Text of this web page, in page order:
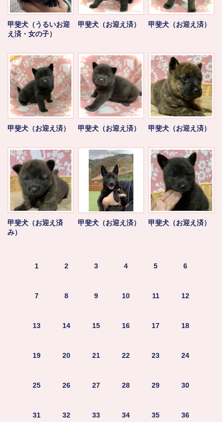
甲斐犬（うるいお迎
え済・女の子）
甲斐犬（お迎え済） 甲斐犬（お迎え済）
甲斐犬（お迎え済） 甲斐犬（お迎え済） 甲斐犬（お迎え済）
甲斐犬（お迎え済
み）
甲斐犬（お迎え済） 甲斐犬（お迎え済）
1 2 3 4 5 6
7 8 9 10 11 12
13 14 15 16 17 18
19 20 21 22 23 24
25 26 27 28 29 30
31 32 33 34 35 36